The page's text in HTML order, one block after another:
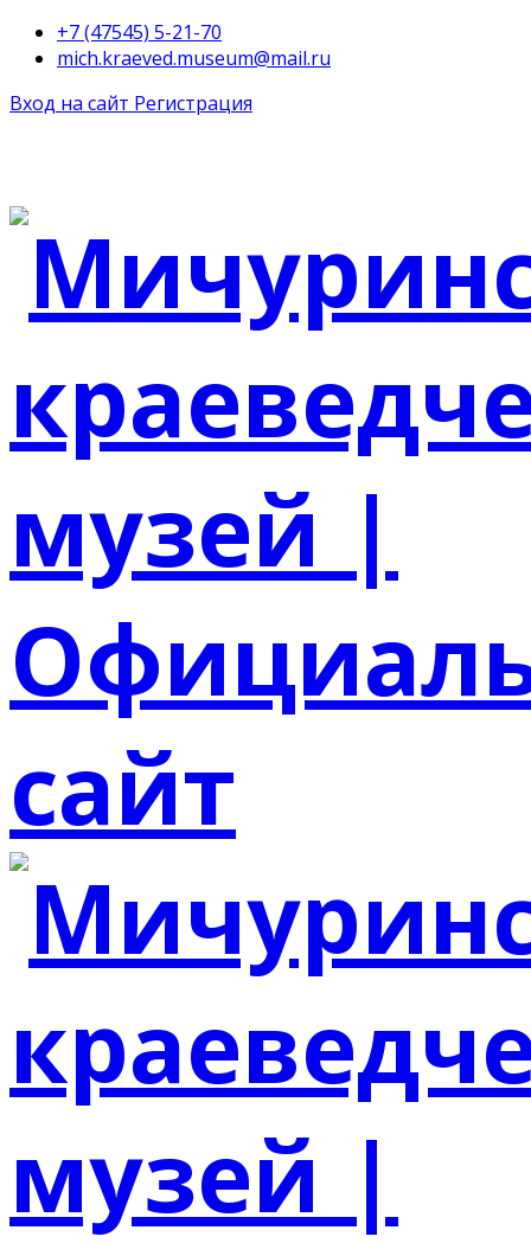
+7 (47545) 5-21-70
mich.kraeved.museum@mail.ru
Вход на сайт Регистрация